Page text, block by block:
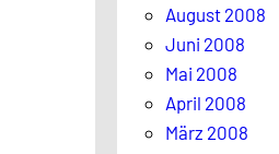
August 2008
Juni 2008
Mai 2008
April 2008
März 2008